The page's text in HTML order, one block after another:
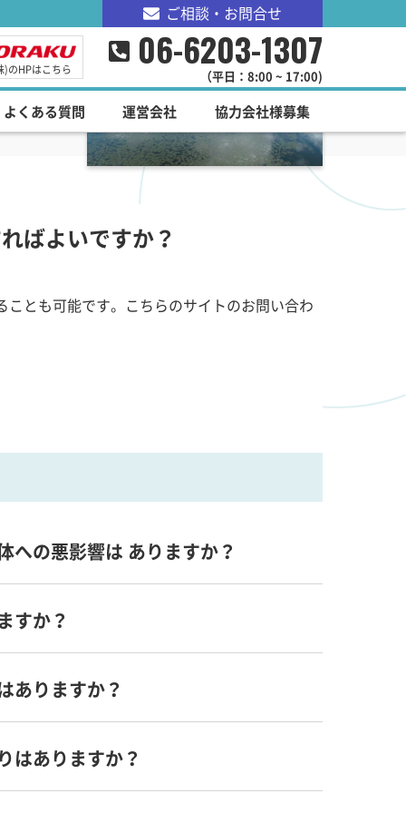
ご相談・お問合せ
)のHPはこちら 06-6203-1307
（平日：8:00 ~ 17:00)
よくある質問 運営会社 協力会社様募集
ばよいですか？
とも可能です。こちらのサイトのお問い合わ
への悪影響は ありますか？
すか？
ありますか？
はありますか？